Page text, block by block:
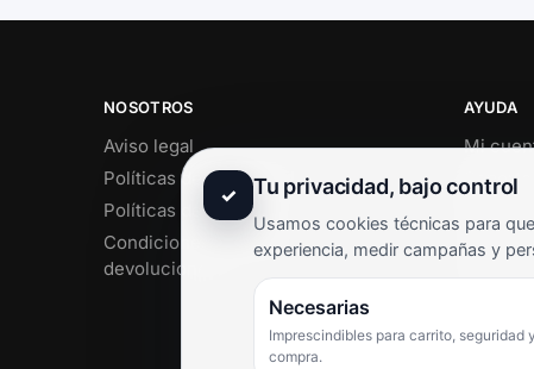
NOSOTROS
Aviso legal
Políticas de privacidad
Políticas de cookies
Condiciones de envío y
devoluciones
AYUDA
Mi
Soporte
✓ Tu privacidad, bajo control
Usamos cookies técnicas para
experiencia, medir campañas y
Necesarias
Imprescindibles para carrito, seguridad y
compra.